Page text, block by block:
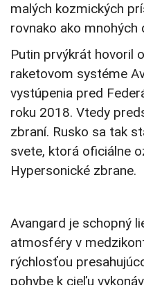
malých kozmických
rovnako ako
Putin prvýkrát hovoril
raketovom systéme
vystúpenia pred
roku 2018. Vtedy
zbraní. Rusko sa tak
svete, ktorá oficiálne
Hypersonické zbrane.
Avangard je schopný
atmosféry v
rýchlosťou
pohybe k cieľu